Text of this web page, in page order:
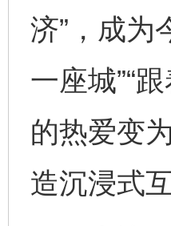
济”，成为
一座城”“
的热爱变
造沉浸式